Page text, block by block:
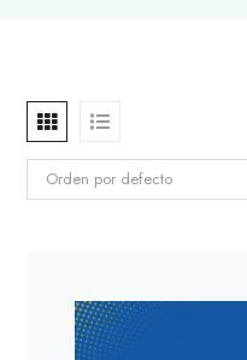
Orden por defecto